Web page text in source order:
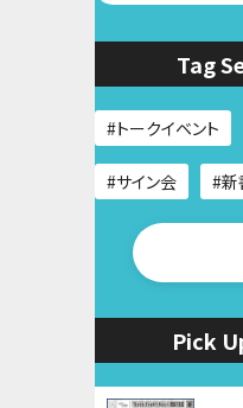
Tag
トークイベント
サイン会 新
Pick